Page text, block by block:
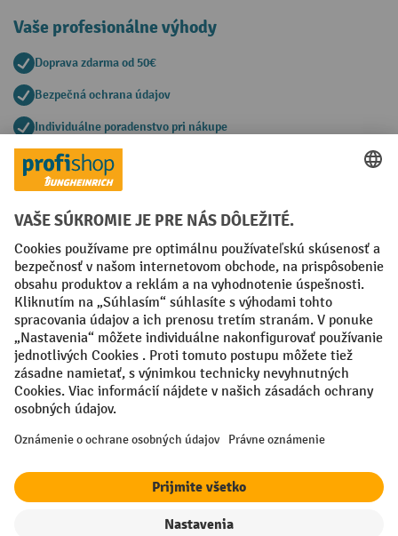
Vaše profesionálne výhody
Doprava zdarma od 50€
Bezpečná ochrana údajov
Individuálne poradenstvo pri nákupe
Spôsoby platby
Faktúra Predplatba
Sociálne siete
Facebook
YouTube
LinkedIn
Nastavenia ochrany osobných údajov
All prices excl. VAT plus shipping costsand possible delivery charges,
if not stated otherwise.